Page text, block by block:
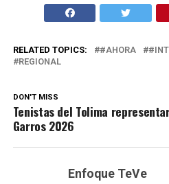
RELATED TOPICS: #AHORA
REGIONAL
DON'T MISS
Tenistas del Tolima
Garros 2026
Enfoque TeVe